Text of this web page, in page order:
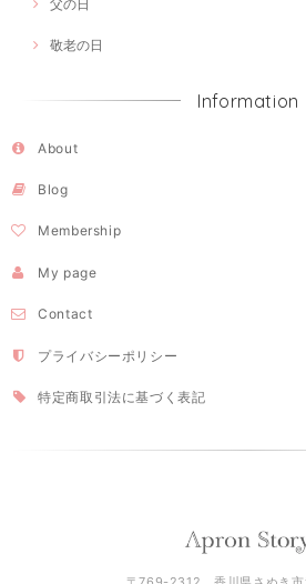
父の日
敬老の日
Information
About
Blog
Membership
My page
Contact
プライバシーポリシー
特定商取引法に基づく表記